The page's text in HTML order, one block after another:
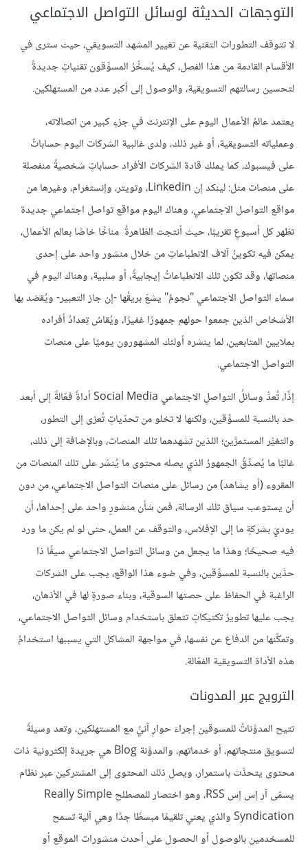
التوجهات الحديثة لوسائل التواصل الاجتماعي
لا تتوقف التطورات التقنية عن تغيير المشهد التسويقي، حيث سترى في
الأقسام القادمة من هذا الفصل، كيف يُسخِّرُ المسوِّقون تقنياتٍ جديدةً
لتحسين رسالتهم التسويقية، والوصول إلى أكبر عدد من المستهلكين.
يعتمد عالمُ الأعمال اليوم على الإنترنت في جزءٍ كبير من اتصالاته،
وعملياته التسويقية، أو غير ذلك، ولدى غالبية الشركات اليوم حساباتٌ
على فيسبوك، كما يملك قادة الشركات الأفراد حساباتٍ شخصيةً منفصلة
على منصات مثل: لينكد إن Linkedin، وتويتر، وإنستغرام، وغيرها من
مواقع التواصل الاجتماعي، وهناك اليوم مواقع تواصل اجتماعي جديدة
تظهر كل أسبوعٍ تقريبًا، حيث أنتجت الظاهرةُ مناخًا خاصًا بعالم الأعمال،
يمكن فيه تكوينُ آلاف الانطباعاتِ من خلال منشور واحد على إحدى
منصاتها، وقد تكون تلك الانطباعاتُ إيجابيةً، أو سلبية، وهناك اليوم في
سماء التواصل الاجتماعي "نجومٌ" يشعّ بريقُها -إن جاز التعبير- ويُقصَد بها
الأشخاص الذين جمعوا حولهم جمهورًا غفيرًا، ويُقاسُ تِعدادُ أفراده
بملايين المتابعين، لما ينشره أولئك المشهورون يوميًا على منصات
التواصل الاجتماعي.
إذًا، تُعدُّ وسائلُ التواصلِ الاجتماعي Social Media أداةً فعّالةً إلى أبعد
حد بالنسبة للمسوِّقين، ولكنها لا تخلو من تحدّياتٍ تُعزى إلى التطور،
والتغيُّر المستمرَّين؛ اللذين تشهدهما تلك المنصات، وبالإضافة إلى ذلك،
غالبًا ما يُصدِّقُ الجمهورُ الذي يصله محتوى ما يُنشَر على تلك المنصات من
المقروء (أو يشاهد) من رسائل على منصات التواصل الاجتماعي، من دون
أن يستوعب سياق تلك الرسالة، فمن شأن منشورٍ واحد على إحداها، أن
يوديَ بشركةٍ ما إلى الإفلاس، والتوقف عن العمل، حتى لو لم يكن ما ورد
فيه صحيحًا؛ وهذا ما يجعل من وسائل التواصل الاجتماعي سيفًا ذا
حدَّين بالنسبة للمسوِّقين، وفي ضوء هذا الواقع، يجب على الشركات
الراغبة في الحفاظ على حصتها السوقية، وبناء صورةٍ لها في الأذهان،
يجب عليها تطويرُ تكتيكاتٍ تتعلق باستخدام وسائل التواصل الاجتماعي،
وتمكِّنها من الدفاع عن نفسها، في مواجهة المشاكل التي يسببها استخدامُ
هذه الأداة التسويقية الفعّالة.
الترويج عبر المدونات
تتيح المدوَّناتُ للمسوقين إجراءَ حوارٍ آنيٍّ مع المستهلكين، وتعد وسيلةً
لتسويق منتجاتهم، أو خدماتهم، والمدوَّنة Blog هي جريدة إلكترونية ذات
محتوى يتحدَّث باستمرار، ويصل ذلك المحتوى إلى المشتركين عبر نظام
يسمّى آر إس إس RSS، وهو اختصار للمصطلح Really Simple
Syndication والذي يعني تلقيمًا مبسطًا جدًا وهي آلية تسمح
للمسخدمين بالوصول أو الحصول على أحدث منشورات الموقع أو